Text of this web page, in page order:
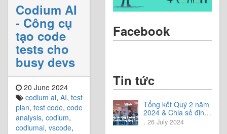
Codium AI
- Công cụ
tạo code
tests cho
busy devs
20 June 2024
codium ai, AI, test
plan, test code, code
analysis, codium,
codiumai, vscode,
Facebook
Tin tức
Tổng kết Quý 2 năm
2024 & Chia sẻ định
hướng Quý 3 năm
2024
, 26 July 2024